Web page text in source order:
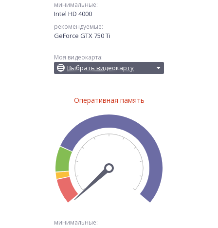
минимальные:
Intel HD 4000
рекомендуемые:
GeForce GTX 750 Ti
Моя видеокарта:
Выбрать видеокарту
Оперативная память
минимальные: